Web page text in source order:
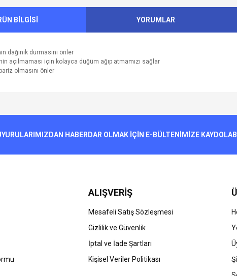
BİLGİSİ YORUMLAR
dağınık durmasını önler
açılmaması için kolayca düğüm ağıp atmamızı sağlar
olmasını önler
kalitesiz, bozuk veya görüntülenemiyor.
farklı alternatifler olmalı.
Gönder
HABERDAR OLMAK İÇİN E-BÜLTENİMİZE
ALIŞVERİŞ
Mesafeli Satış Sözleşmesi
Gizlilik ve Güvenlik
İptal ve İade Şartları
Kişisel Veriler Politikası